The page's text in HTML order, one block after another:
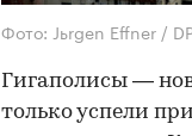
Фото: Jьrgen Effner /
Гигаполисы —
только успели